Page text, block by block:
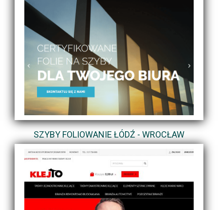
SZYBY FOLIOWANIE ŁÓDŹ - WROCŁAW